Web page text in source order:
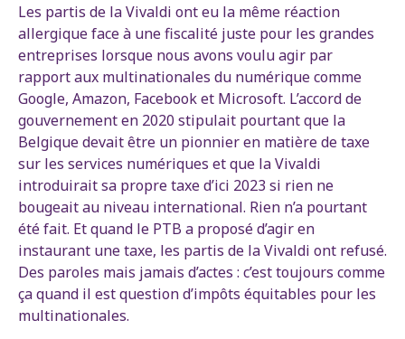
Les partis de la Vivaldi ont eu la même réaction
allergique face à une fiscalité juste pour les grandes
entreprises lorsque nous avons voulu agir par
rapport aux multinationales du numérique comme
Google, Amazon, Facebook et Microsoft. L’accord de
gouvernement en 2020 stipulait pourtant que la
Belgique devait être un pionnier en matière de taxe
sur les services numériques et que la Vivaldi
introduirait sa propre taxe d’ici 2023 si rien ne
bougeait au niveau international. Rien n’a pourtant
été fait. Et quand le PTB a proposé d’agir en
instaurant une taxe, les partis de la Vivaldi ont refusé.
Des paroles mais jamais d’actes : c’est toujours comme
ça quand il est question d’impôts équitables pour les
multinationales.